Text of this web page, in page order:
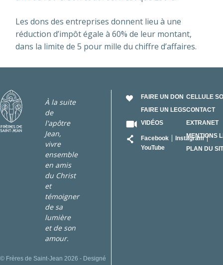
Les dons des entreprises donnent lieu à une
réduction d’impôt égale à 60% de leur montant,
dans la limite de 5 pour mille du chiffre d’affaires.
À la suite
de
l'apôtre
Jean,
vivre
ensemble
en amis
du Christ
et
témoigner
de sa
lumière
et de son
amour.
© Frères de Saint-Jean 2026 - Designé
FAIRE UN DON
FAIRE UN LEGS
VIDÉOS
Facebook
Instagram
YouTube
CELLULE
CONTACT
EXTRANET
MENTIONS
PLAN DU